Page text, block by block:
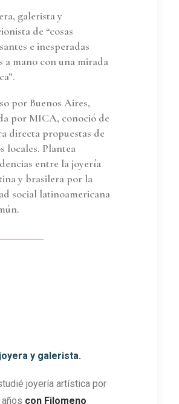
galerista y
de “cosas
e inesperadas
a mano con una mirada
por Buenos Aires,
por MICA, conoció de
directa propuestas de
locales. Plantea
entre la joyería
y brasilera por la
social latinoamericana
joyera y galerista.
joyería artística por
con Filomeno